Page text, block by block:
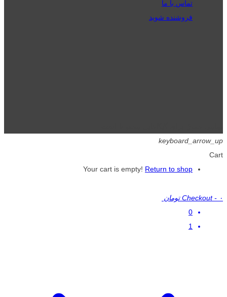
تماس با ما
فروشنده شوید
keyboard_arrow_up
Cart
Your cart is empty! Return to shop
Checkout - ۰ تومان
0
1